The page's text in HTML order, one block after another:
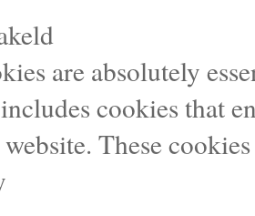
are absolutely
cookies that
These